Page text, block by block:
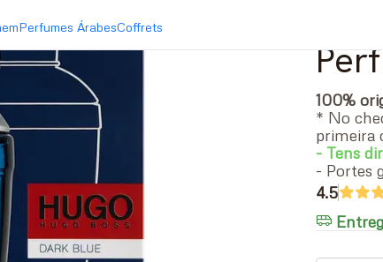
Perfumes ÁrabesCoffrets
100%
* No
primeira
- Tens
- Portes
4.5